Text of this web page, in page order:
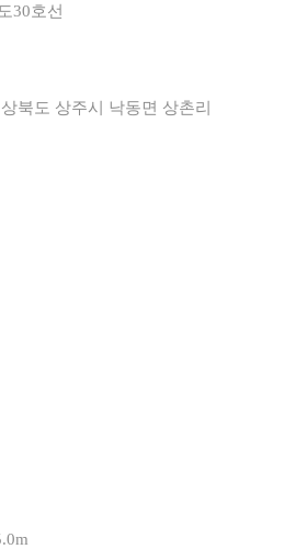
30호선
북도 상주시 낙동면 상촌리